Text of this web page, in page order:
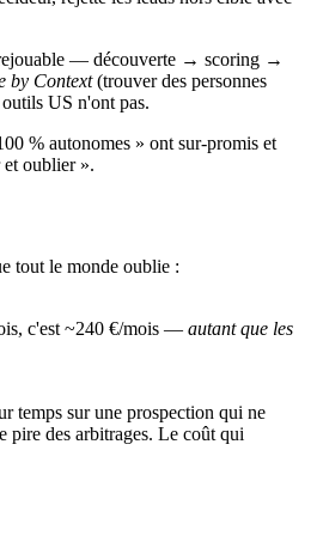
rejouable — découverte → scoring →
by Context(trouver des personnes
US n'ont pas.
% autonomes » ont sur-promis et
oublier ».
tout le monde oublie :
c'est ~240 €/mois — autant que les
temps sur une prospection qui ne
pire des arbitrages. Le coût qui